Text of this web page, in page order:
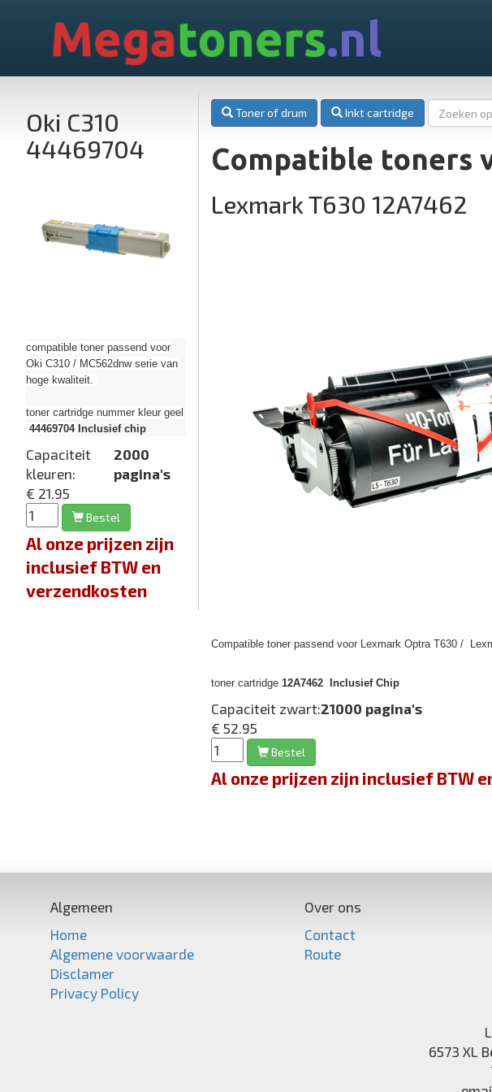
Megatoners.nl
Oki C310
44469704
compatible toner passend voor
Oki C310 / MC562dnw serie van
hoge kwaliteit.
toner cartridge nummer kleur geel
44469704Inclusief chip
Capaciteit
kleuren:
2000
pagina's
€ 21.95
Bestel
Al onze prijzen zijn
inclusief BTW en
verzendkosten
Toner of drum Inkt cartridge
Compatible toners
Lexmark T630 12A7462
Compatible toner passend voor Lexmark Optra T630 /
toner cartridge12A7462 Inclusief Chip
Capaciteit zwart:21000 pagina's
€ 52.95
Bestel
Al onze prijzen zijn inclusief BTW
Algemeen
Home
Algemene voorwaarde
Disclamer
Privacy Policy
Over ons
Contact
Route
6573 XL